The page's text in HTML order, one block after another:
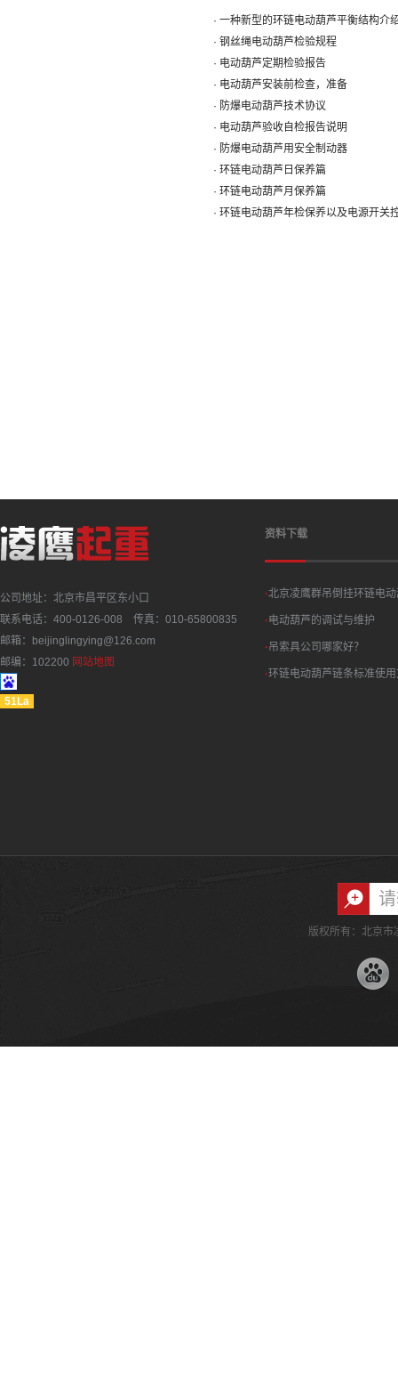
· 一种新型的环链电动葫芦平衡结构介
· 钢丝绳电动葫芦检验规程
· 电动葫芦定期检验报告
· 电动葫芦安装前检查，准备
· 防爆电动葫芦技术协议
· 电动葫芦验收自检报告说明
· 防爆电动葫芦用安全制动器
· 环链电动葫芦日保养篇
· 环链电动葫芦月保养篇
· 环链电动葫芦年检保养以及电源开关
公司地址：北京市昌平区东小口
联系电话：400-0126-008 传真：010-65800835
邮箱：beijinglingying@126.com
邮编：102200 网站地图
51La
资料下载
·北京凌鹰群吊倒挂环链电
·电动葫芦的调试与维护
·吊索具公司哪家好？
·环链电动葫芦链条标准使
版权所有：北京